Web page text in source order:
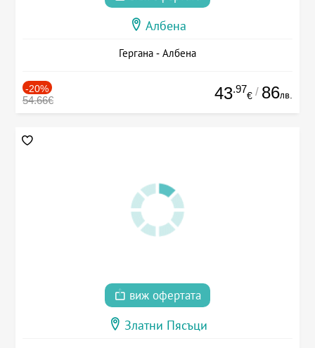
Албена
Гергана - Албена
-20%
54.66€ 43.97
€ / 86лв.
виж офертата
Златни Пясъци